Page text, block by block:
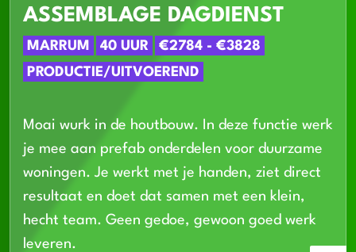
ASSEMBLAGE DAGDIENST
MARRUM 40 UUR
€2784 - €3828
PRODUCTIE/UITVOEREND
Moai wurk in de houtbouw. In deze functie werk
je mee aan prefab onderdelen voor duurzame
woningen. Je werkt met je handen, ziet direct
resultaat en doet dat samen met een klein,
hecht team. Geen gedoe, gewoon goed werk
leveren.